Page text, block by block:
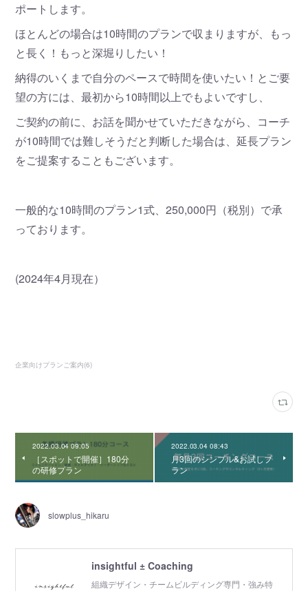
ポートします。
ほとんどの場合は10時間のプランで収まりますが、もっ
と長く！もっと深堀りしたい！
納得のいくまで自分のペースで時間を使いたい！とご要
望の方には、最初から10時間以上でもよいですし、
ご契約の前に、お話を聞かせていただきながら、コーチ
が10時間では難しそうだと判断した場合は、延長プラン
をご提案することもございます。
一般的な10時間のプラン1式、250,000円（税別）で承
っております。
(2024年4月現在）
企業向けプランご案内(6)
2022.03.04 09:05
［スポットで開催］180分
の研修プラン
2022.03.04 08:43
月3回のシンプル&お試しプ
ラン
slowplus_hikaru
insightful ± Coaching
組織デザイン・チームビルディング専門・強み特